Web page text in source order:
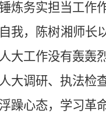
炼务实担当工作
我，陈树湘师长
大工作没有轰轰
大调研、执法检
躁心态，学习革